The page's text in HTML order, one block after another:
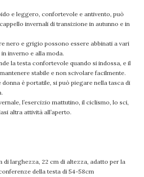
e leggero, confortevole e antivento, può
invernali di transizione in autunno e in
nero e grigio possono essere abbinati a vari
inverno e alla moda.
la testa confortevole quando si indossa, e il
stabile e non scivolare facilmente.
è portatile, si può piegare nella tasca di
l’esercizio mattutino, il ciclismo, lo sci,
altra attività all’aperto.
di larghezza, 22 cm di altezza, adatto per la
della testa di 54-58cm